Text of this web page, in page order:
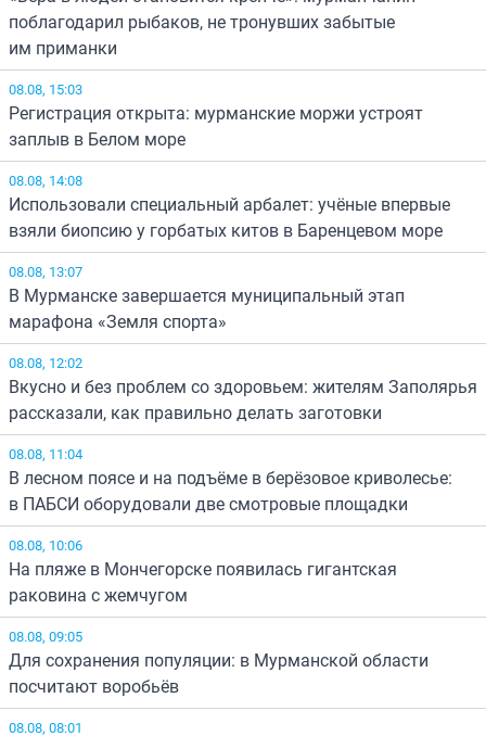
поблагодарил рыбаков, не тронувших забытые
им приманки
08.08, 15:03
Регистрация открыта: мурманские моржи устроят
заплыв в Белом море
08.08, 14:08
Использовали специальный арбалет: учёные впервые
взяли биопсию у горбатых китов в Баренцевом море
08.08, 13:07
В Мурманске завершается муниципальный этап
марафона «Земля спорта»
08.08, 12:02
Вкусно и без проблем со здоровьем: жителям Заполярья
рассказали, как правильно делать заготовки
08.08, 11:04
В лесном поясе и на подъёме в берёзовое криволесье:
в ПАБСИ оборудовали две смотровые площадки
08.08, 10:06
На пляже в Мончегорске появилась гигантская
раковина с жемчугом
08.08, 09:05
Для сохранения популяции: в Мурманской области
посчитают воробьёв
08.08, 08:01